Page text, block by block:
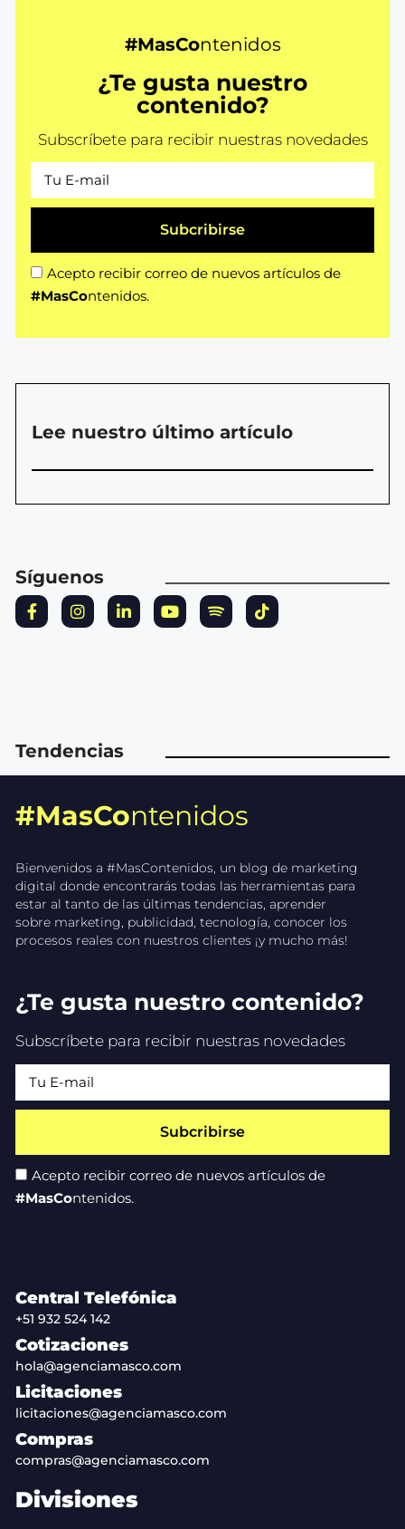
#MasContenidos
¿Te gusta nuestro
contenido?
Subscríbete para recibir nuestras novedades
Acepto recibir correo de nuevos artículos de
#MasContenidos.
Subcribirse
Lee nuestro último artículo
Síguenos
Tendencias
#MasContenidos
Bienvenidos a #MasContenidos, un blog de marketing
digital donde encontrarás todas las herramientas para
estar al tanto de las últimas tendencias, aprender
sobre marketing, publicidad, tecnología, conocer los
procesos reales con nuestros clientes ¡y mucho más!
¿Te gusta nuestro contenido?
Subscríbete para recibir nuestras novedades
Acepto recibir correo de nuevos artículos de
#MasContenidos.
Subcribirse
Central Telefónica
+51 932 524 142
Cotizaciones
hola@agenciamasco.com
Licitaciones
licitaciones@agenciamasco.com
Compras
compras@agenciamasco.com
Divisiones